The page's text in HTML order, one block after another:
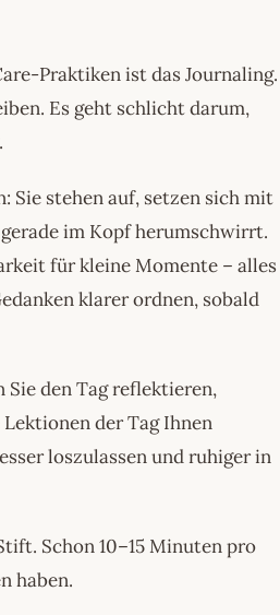
Praktiken ist das Journaling.
Es geht schlicht darum,
Sie stehen auf, setzen sich mit
im Kopf herumschwirrt.
für kleine Momente – alles
klarer ordnen, sobald
Sie den Tag reflektieren,
der Tag Ihnen
loszulassen und ruhiger in
Schon 10–15 Minuten pro
haben.